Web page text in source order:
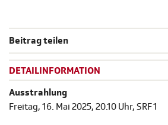
Beitrag teilen
DETAILINFORMATION
Ausstrahlung
Freitag, 16. Mai 2025, 20.10 Uhr, SRF 1